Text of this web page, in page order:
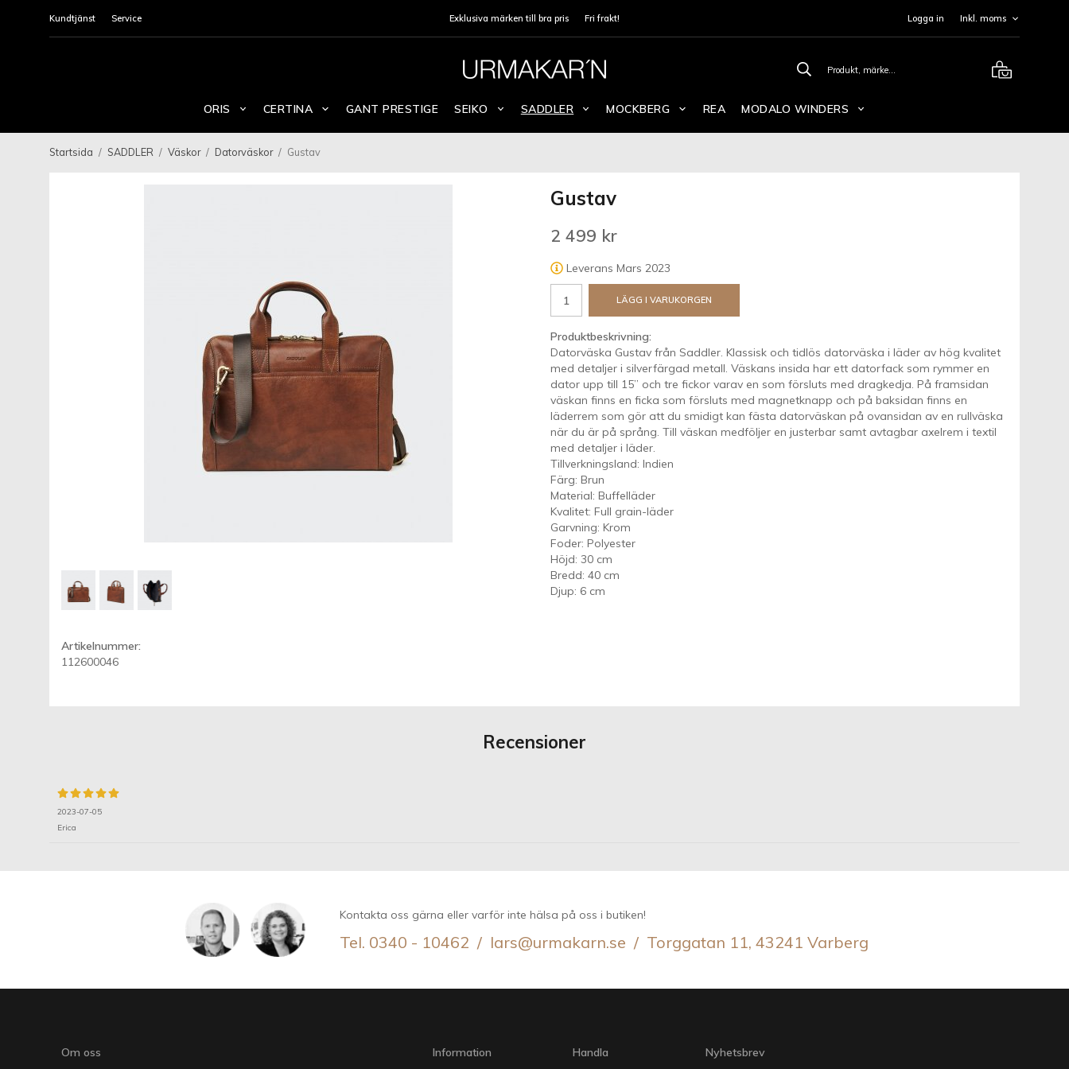
Kundtjänst Service Exklusiva märken till bra pris Fri frakt! Logga in
ORIS CERTINA GANT PRESTIGE SEIKO SADDLER MOCKBERG REA MODALO WINDERS
Startsida / SADDLER / Väskor / Datorväskor / Gustav
Gustav
2 499 kr
Leverans Mars 2023
LÄGG I VARUKORGEN
Produktbeskrivning:
Datorväska Gustav från Saddler. Klassisk och tidlös datorväska i läder av hög kvalitet
med detaljer i silverfärgad metall. Väskans insida har ett datorfack som rymmer en
dator upp till 15” och tre fickor varav en som försluts med dragkedja. På framsidan
väskan finns en ficka som försluts med magnetknapp och på baksidan finns en
läderrem som gör att du smidigt kan fästa datorväskan på ovansidan av en rullväska
när du är på språng. Till väskan medföljer en justerbar samt avtagbar axelrem i textil
med detaljer i läder.
Tillverkningsland: Indien
Färg: Brun
Material: Buffelläder
Kvalitet: Full grain-läder
Garvning: Krom
Foder: Polyester
Höjd: 30 cm
Bredd: 40 cm
Djup: 6 cm
Artikelnummer:
112600046
Recensioner
2023-07-05
Erica
Kontakta oss gärna eller varför inte hälsa på oss i butiken!
Tel. 0340 - 10462 / lars@urmakarn.se / Torggatan 11, 43241 Varberg
Om oss Information Handla Nyhetsbrev